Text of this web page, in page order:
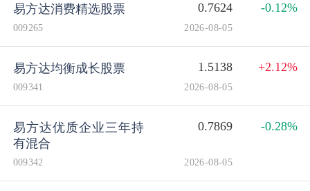
易方达消费精选股票 0.7624 -0.12%
009265 2026-08-05
易方达均衡成长股票 1.5138 +2.12%
009341 2026-08-05
易方达优质企业三年持
有混合
0.7869 -0.28%
009342 2026-08-05